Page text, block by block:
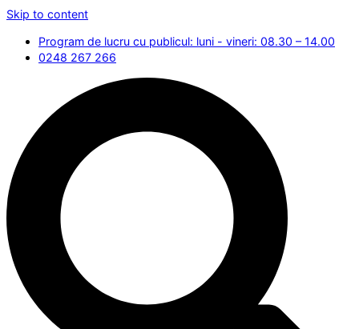
Skip to content
Program de lucru cu publicul: luni - vineri: 08.30 – 14.00
0248 267 266